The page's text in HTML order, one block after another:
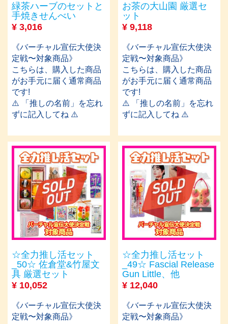
緑茶ハーブのセットと
手焼きせんべい
¥ 3,016
《バーチャル宣伝大使決
定戦〜対象商品》
こちらは、購入した商品
がお手元に届く通常商品
です!
⚠️ 「推しの名前」を忘れ
ずに記入してね ⚠️
お茶の大山園 厳選セ
ット
¥9,118
《バーチャル宣伝大使決
定戦〜対象商品》
こちらは、購入した商品
がお手元に届く通常商品
です!
⚠️ 「推しの名前」を忘れ
ずに記入してね ⚠️
☆全力推し活セット
_50☆ 佐倉堂&竹屋文
具 厳選セット
¥ 10,052
《バーチャル宣伝大使決
定戦〜対象商品》
☆全力推し活セット
_49☆ Fascial Release
Gun Little、他
¥ 12,040
《バーチャル宣伝大使決
定戦〜対象商品》